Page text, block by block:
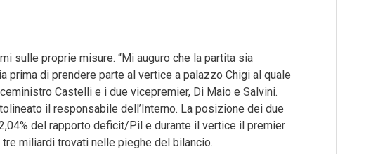
sulle proprie misure. “Mi auguro che la partita sia
prima di prendere parte al vertice a palazzo Chigi al quale
Castelli e i due vicepremier, Di Maio e Salvini.
il responsabile dell’Interno. La posizione dei due
del rapporto deficit/Pil e durante il vertice il premier
miliardi trovati nelle pieghe del bilancio.